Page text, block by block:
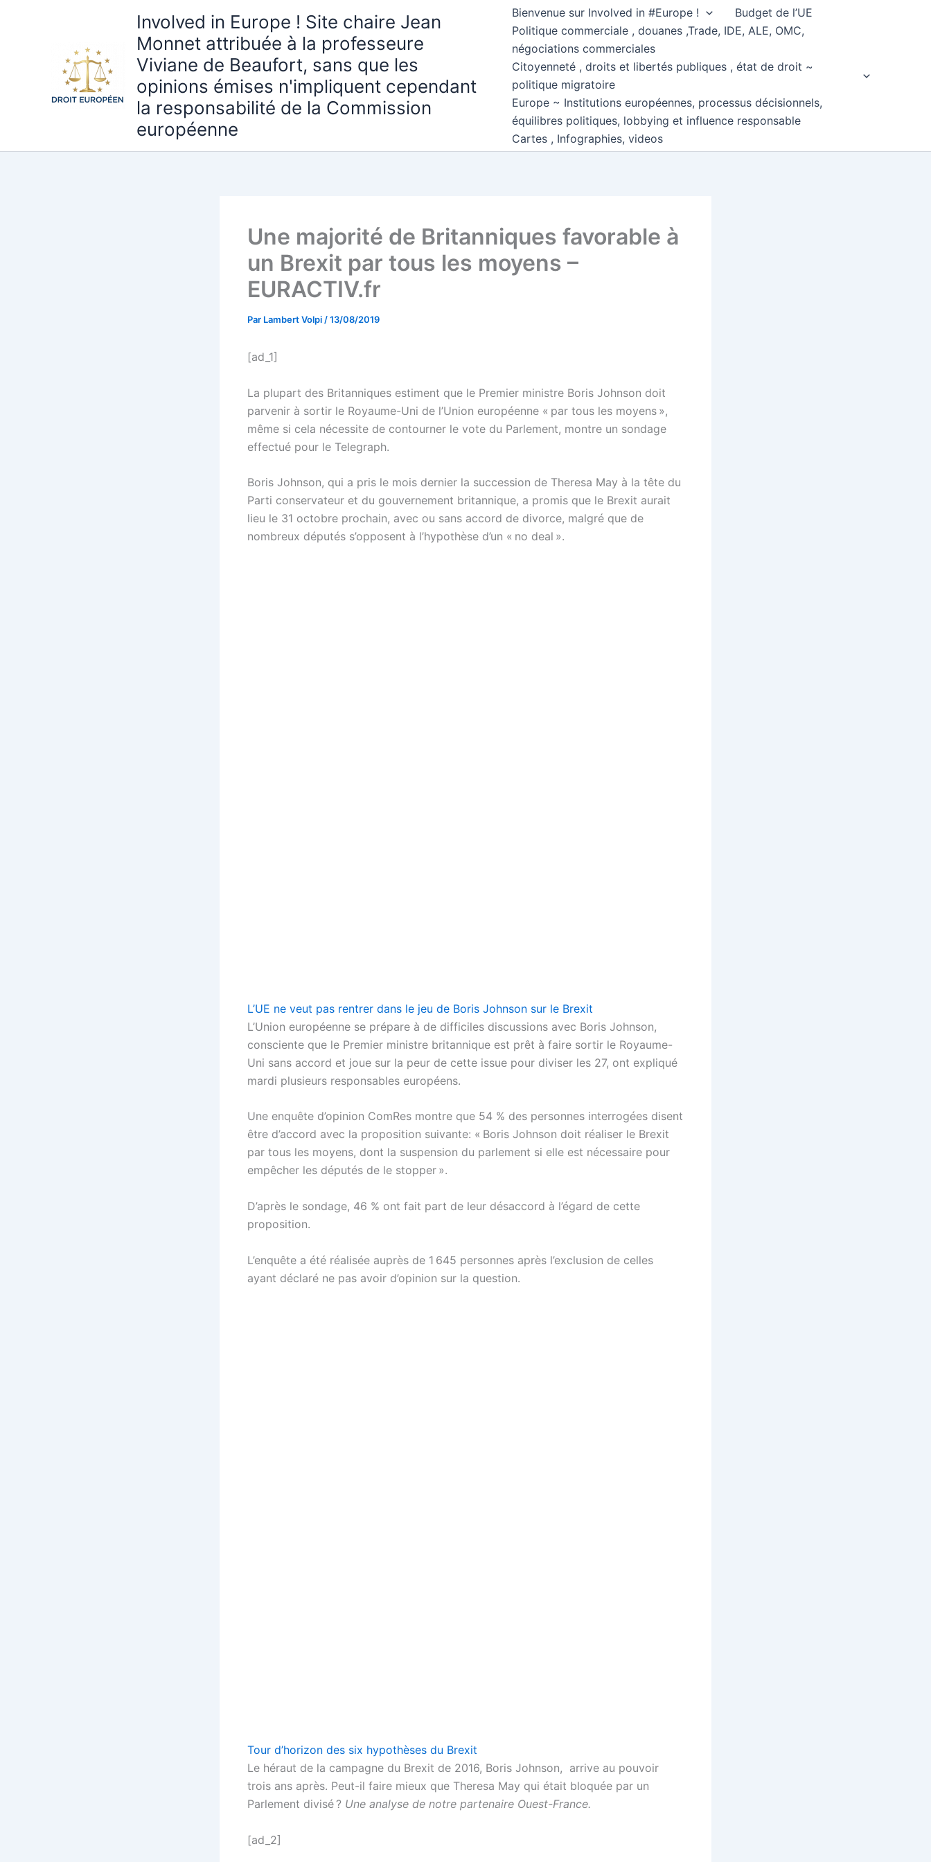
Involved in Europe ! Site chaire Jean
Monnet attribuée à la professeure
Viviane de Beaufort, sans que les
opinions émises n'impliquent cependant
la responsabilité de la Commission
européenne
Bienvenue sur Involved in #Europe !
Budget de l’UE
Politique commerciale , douanes ,Trade, IDE, ALE, OMC,
négociations commerciales
Citoyenneté , droits et libertés publiques , état de droit ~
politique migratoire
Europe ~ Institutions européennes, processus décisionnels,
équilibres politiques, lobbying et influence responsable
Cartes , Infographies, videos
Une majorité de Britanniques favorable à
un Brexit par tous les moyens –
EURACTIV.fr
Par Lambert Volpi /13/08/2019
[ad_1]
La plupart des Britanniques estiment que le Premier ministre Boris Johnson doit
parvenir à sortir le Royaume-Uni de l’Union européenne « par tous les moyens »,
même si cela nécessite de contourner le vote du Parlement, montre un sondage
effectué pour le Telegraph.
Boris Johnson, qui a pris le mois dernier la succession de Theresa May à la tête du
Parti conservateur et du gouvernement britannique, a promis que le Brexit aurait
lieu le 31 octobre prochain, avec ou sans accord de divorce, malgré que de
nombreux députés s’opposent à l’hypothèse d’un « no deal ».
L’UE ne veut pas rentrer dans le jeu de Boris Johnson sur le Brexit
L’Union européenne se prépare à de difficiles discussions avec Boris Johnson,
consciente que le Premier ministre britannique est prêt à faire sortir le Royaume-
Uni sans accord et joue sur la peur de cette issue pour diviser les 27, ont expliqué
mardi plusieurs responsables européens.
Une enquête d’opinion ComRes montre que 54 % des personnes interrogées disent
être d’accord avec la proposition suivante: « Boris Johnson doit réaliser le Brexit
par tous les moyens, dont la suspension du parlement si elle est nécessaire pour
empêcher les députés de le stopper ».
D’après le sondage, 46 % ont fait part de leur désaccord à l’égard de cette
proposition.
L’enquête a été réalisée auprès de 1 645 personnes après l’exclusion de celles
ayant déclaré ne pas avoir d’opinion sur la question.
Tour d’horizon des six hypothèses du Brexit
Le héraut de la campagne du Brexit de 2016, Boris Johnson, arrive au pouvoir
trois ans après. Peut-il faire mieux que Theresa May qui était bloquée par un
Parlement divisé ? Une analyse de notre partenaire Ouest-France.
[ad_2]